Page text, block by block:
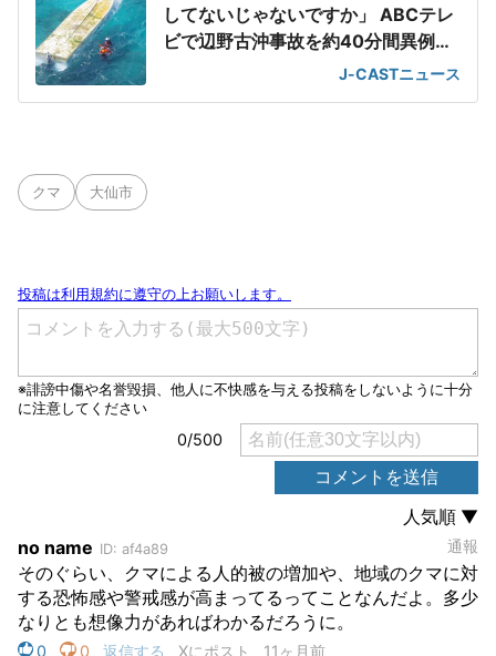
してないじゃないですか」 ABCテレ
ビで辺野古沖事故を約40分間異例の
J-CASTニュース
クマ 大仙市